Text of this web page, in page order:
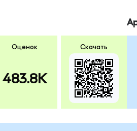
Оценок
483.8K
Скачать